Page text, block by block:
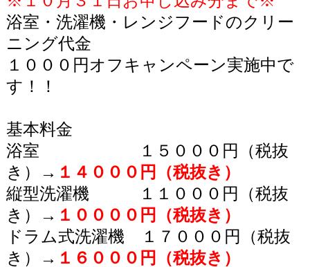
浴室・洗濯機・レンジフードのクリー
ニング代金
１０００円オフキャンペーン実施中で
す！！
基本料金
浴室 １５０００円（税抜
き）→ １４０００円（税抜き）
縦型洗濯機 １１０００円（税抜
き）→ １００００円（税抜き）
ドラム式洗濯機 １７０００円（税抜
き）→ １６０００円（税抜き）